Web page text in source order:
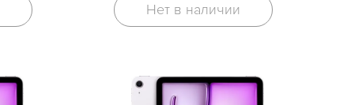
Нет в наличии